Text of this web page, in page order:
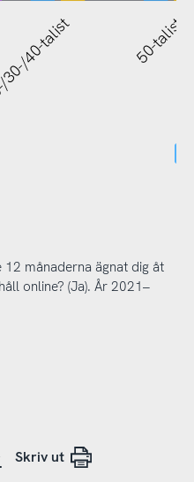
40-talist 50-talist
12 månaderna ägnat dig åt
online? (Ja). År 2021–
Skriv ut